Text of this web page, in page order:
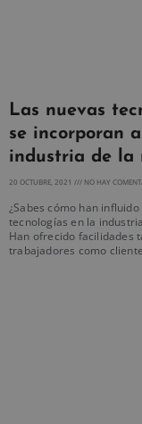
Las nuevas
se incorporan
industria de la
20 OCTUBRE, 2021 NO HAY
¿Sabes cómo han
tecnologías en la
Han ofrecido facilidades
trabajadores como